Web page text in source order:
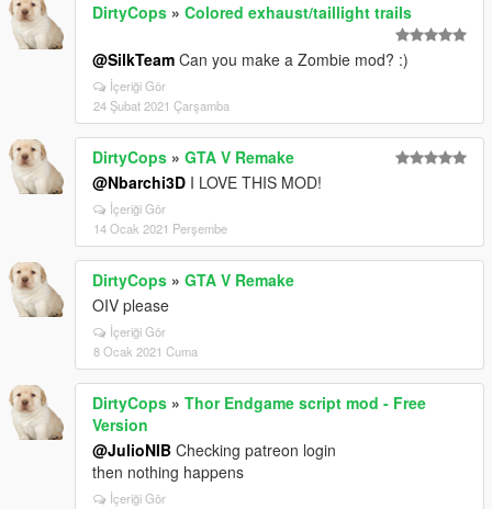
DirtyCops » Colored exhaust/taillight trails
@SilkTeam Can you make a Zombie mod? :)
İçeriği Gör
24 Şubat 2021 Çarşamba
DirtyCops » GTA V Remake
@Nbarchi3D I LOVE THIS MOD!
İçeriği Gör
14 Ocak 2021 Perşembe
DirtyCops » GTA V Remake
OIV please
İçeriği Gör
8 Ocak 2021 Cuma
DirtyCops » Thor Endgame script mod - Free
Version
@JulioNIB Checking patreon login
then nothing happens
İçeriği Gör